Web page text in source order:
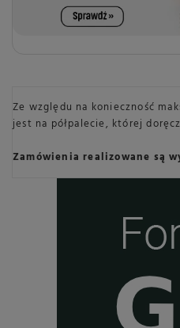
Ze względu na konieczność
jest na półpalecie, której
Zamówienia realizowane są